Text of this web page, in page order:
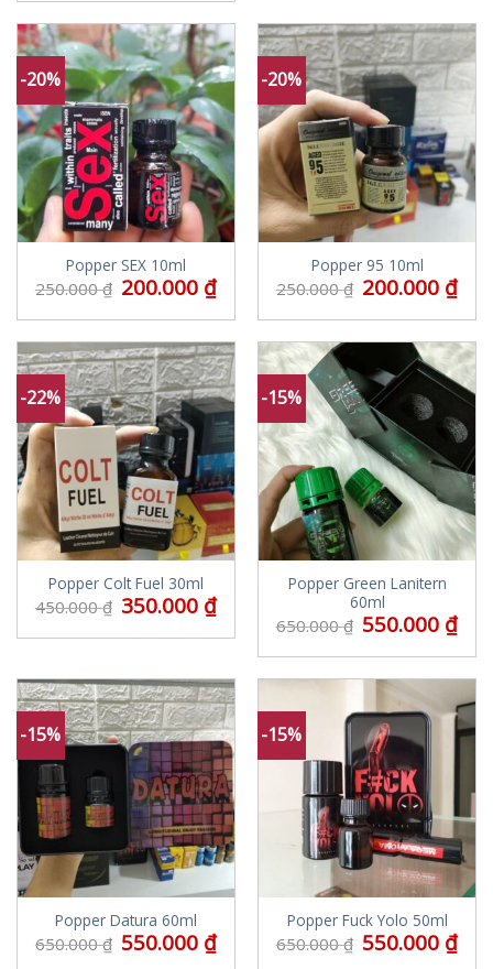
-20%
Popper SEX 10ml
250.000₫ 200.000 ₫
-20%
Popper 95 10ml
250.000₫ 200.000 ₫
-22%
Popper Colt Fuel 30ml
450.000₫ 350.000 ₫
-15%
Popper Green Lanitern
60ml
650.000₫ 550.000 ₫
-15%
Popper Datura 60ml
650.000₫ 550.000 ₫
-15%
Popper Fuck Yolo 50ml
650.000₫ 550.000 ₫